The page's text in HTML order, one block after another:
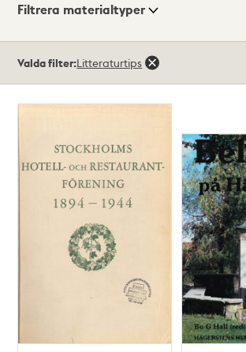
Visningsläge
Filtrera materialtyper
122träffar
Valda filter:Litteraturtips